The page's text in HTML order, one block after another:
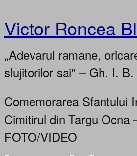
Victor Roncea
„Adevarul ramane,
slujitorilor sai" – Gh. I. B.
Comemorarea Sfantului
Cimitirul din Targu Ocna
FOTO/VIDEO